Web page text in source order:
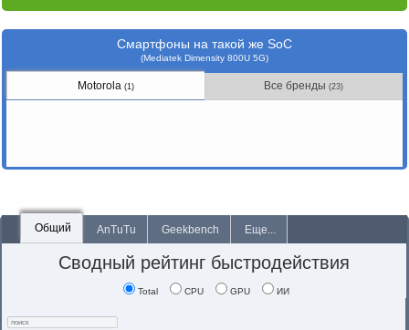
Смартфоны на такой же SoC
(Mediatek Dimensity 800U 5G)
Motorola (1) Все бренды(23)
Общий AnTuTu Geekbench Еще...
Сводный рейтинг быстродействия
Total CPU GPU ИИ